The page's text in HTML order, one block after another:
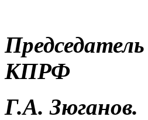
Г.А. Зюганов.